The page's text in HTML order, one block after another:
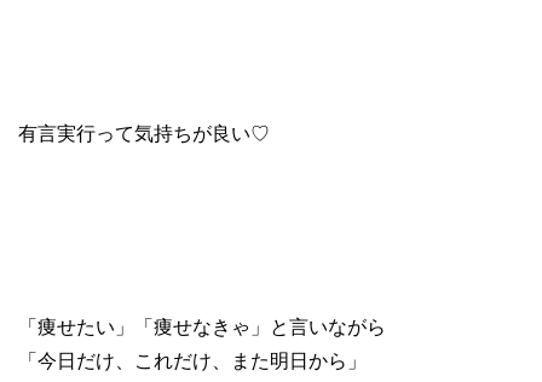
有言実行って気持ちが良い♡
「痩せたい」「痩せなきゃ」と言いながら
「今日だけ、これだけ、また明日から」